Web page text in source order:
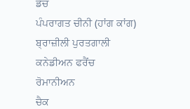
ਡੱਚ
ਪੰਪਰਾਗਤ ਚੀਨੀ (ਹਾਂਗ ਕਾਂਗ)
ਬ੍ਰਾਜ਼ੀਲੀ ਪੁਰਤਗਾਲੀ
ਕਨੇਡੀਅਨ ਫਰੈਂਚ
ਰੋਮਾਨੀਅਨ
ਚੈਕ